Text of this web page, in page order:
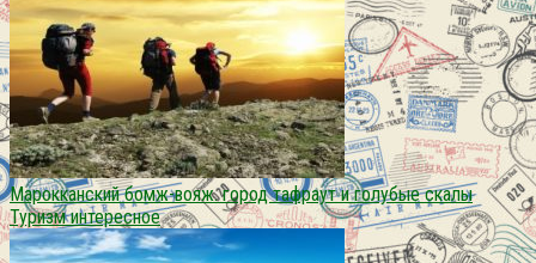
Марокканский бомж-вояж. город тафраут и голубые скалы
Туризм интересное